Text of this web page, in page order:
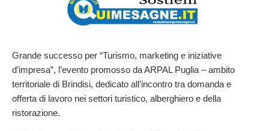
Grande successo per “Turismo, marketing e iniziative
d’impresa”, l’evento promosso da ARPAL Puglia – ambito
territoriale di Brindisi, dedicato all’incontro tra domanda e
offerta di lavoro nei settori turistico, alberghiero e della
ristorazione.